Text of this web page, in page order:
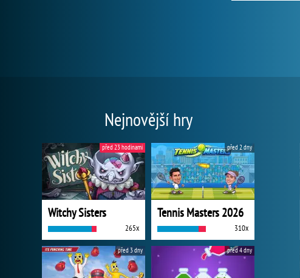
Nejnovější hry
Witchy Sisters
265x
před 23 hodinami
Tennis Masters 2026
310x
před 2 dny
před 3 dny před 4 dny